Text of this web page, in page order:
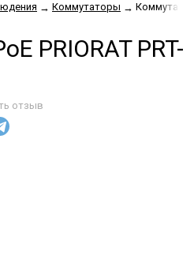
→ Коммутаторы → Коммутатор
PRIORAT PRT-
отзыв